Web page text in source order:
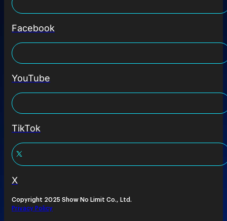
Facebook
YouTube
TikTok
X
Copyright 2025 Show No Limit Co., Ltd.
Privacy Policy